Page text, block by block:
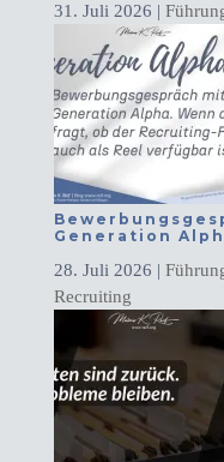
31. Juli 2026 |
Generation
28. Juli 2026 |
Recruiting